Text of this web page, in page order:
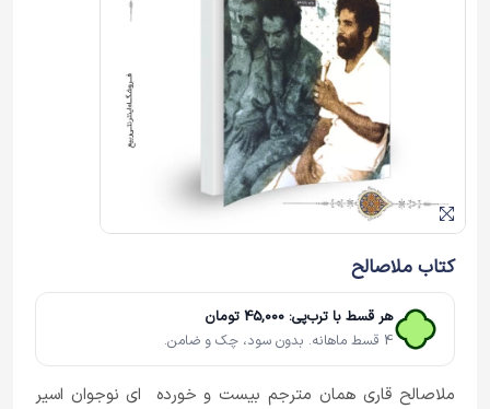
کتاب ملاصالح
هر قسط با ترب‌پی: 45,000 تومان
4 قسط ماهانه. بدون سود، چک و ضامن.
ملاصالح قاری همان مترجم بیست و خورده ای نوجوان اسیر